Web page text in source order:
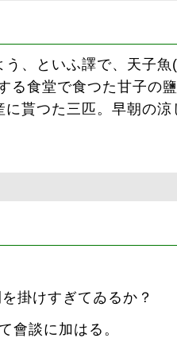
、といふ譯で、天子
食堂で食つた甘子の
貰つた三匹。早朝の
掛けすぎてゐるか？
會談に加はる。